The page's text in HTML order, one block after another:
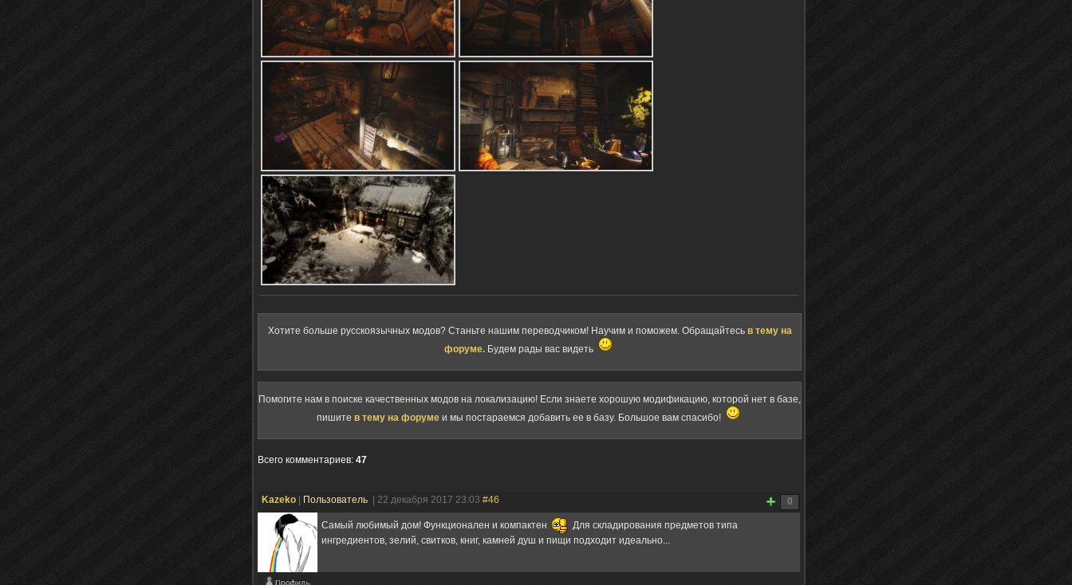
Хотите больше русскоязычных модов? Станьте нашим переводчиком! Научим и поможем. Обращайтесь в тему на
форуме. Будем рады вас видеть
Помогите нам в поиске качественных модов на локализацию! Если знаете хорошую модификацию, которой нет в базе,
пишите в тему на форуме и мы постараемся добавить ее в базу. Большое вам спасибо!
Всего комментариев: 47
0
Kazeko | Пользователь | 22 декабря 2017 23:03 #46
Самый любимый дом! Функционален и компактен
Для складирования предметов типа
ингредиентов, зелий, свитков, книг, камней душ и пищи подходит идеально...